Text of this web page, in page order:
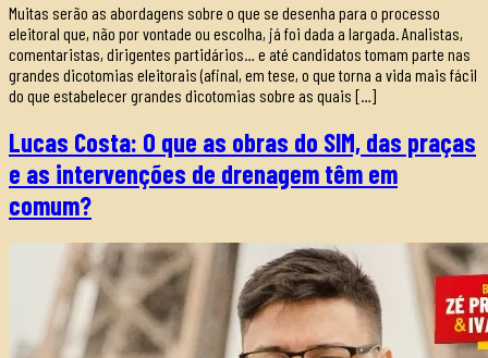
Muitas serão as abordagens sobre o que se desenha para o processo
eleitoral que, não por vontade ou escolha, já foi dada a largada. Analistas,
comentaristas, dirigentes partidários… e até candidatos tomam parte nas
grandes dicotomias eleitorais (afinal, em tese, o que torna a vida mais fácil
do que estabelecer grandes dicotomias sobre as quais […]
Lucas Costa: O que as obras do SIM, das praças
e as intervenções de drenagem têm em
comum?